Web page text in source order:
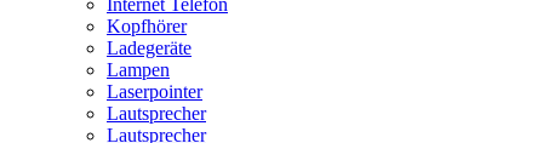
Internet Telefon
Kopfhörer
Ladegeräte
Lampen
Laserpointer
Lautsprecher
Lautsprecher